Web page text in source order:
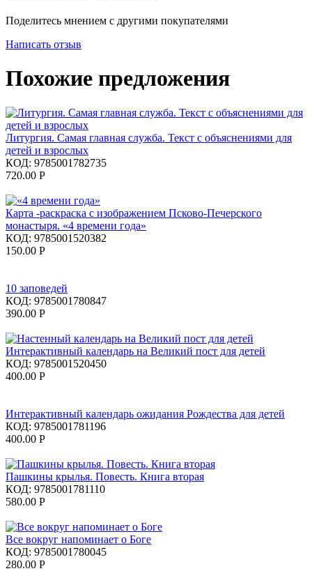
Поделитесь мнением с другими покупателями
Написать отзыв
Похожие предложения
Литургия. Самая главная служба. Текст с объяснениями для
детей и взрослых
КОД: 9785001782735
720.00 Р
Карта -раскраска с изображением Псково-Печерского
монастыря. «4 времени года»
КОД: 9785001520382
150.00 Р
10 заповедей
КОД: 9785001780847
390.00 Р
Интерактивный календарь на Великий пост для детей
КОД: 9785001520450
400.00 Р
Интерактивный календарь ожидания Рождества для детей
КОД: 9785001781196
400.00 Р
Пашкины крылья. Повесть. Книга вторая
КОД: 9785001781110
580.00 Р
Все вокруг напоминает о Боге
КОД: 9785001780045
280.00 Р